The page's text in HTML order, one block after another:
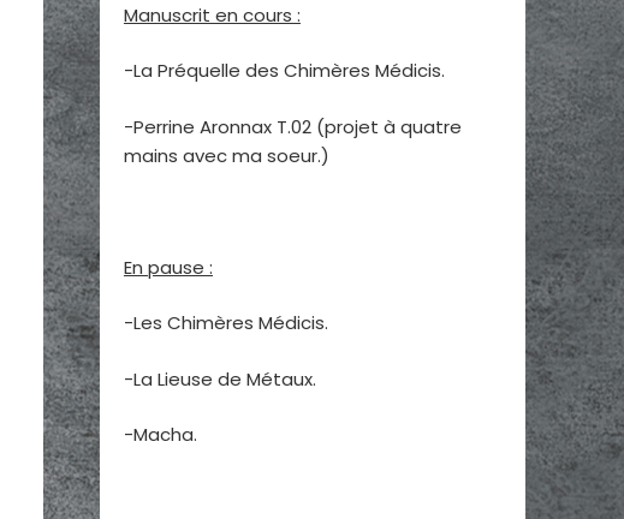
Manuscrit en cours :
-La Préquelle des Chimères Médicis.
-Perrine Aronnax T.02 (projet à quatre
mains avec ma soeur.)
En pause :
-Les Chimères Médicis.
-La Lieuse de Métaux.
-Macha.